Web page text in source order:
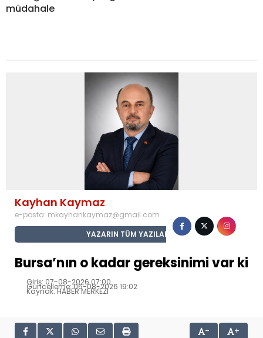
müdahale
Kayhan Kaymaz
e-posta: mkayhankaymaz@gmail.com
YAZARIN TÜM YAZILARI
Bursa’nın o kadar gereksinimi var ki
Giriş: 07-08-2026 07:00
Güncelleme: 06-08-2026 19:02
Kaynak: HABER MERKEZI
- +